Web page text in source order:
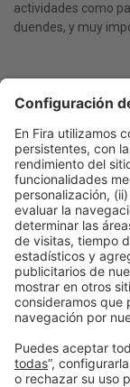
actividades como
duendes, y muy
Publicación
El túnel que
Así es el